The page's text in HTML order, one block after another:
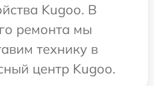
Kugoo. В
ремонта мы
технику в
центр Kugoo.